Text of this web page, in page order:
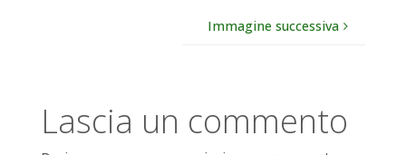
Immagine successiva
Lascia un commento